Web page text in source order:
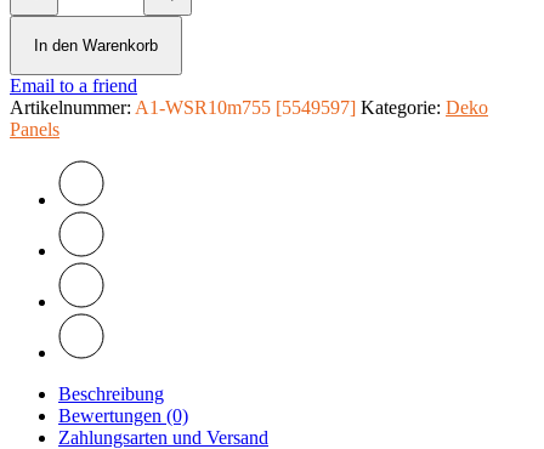
Fun
Bubbles
In den Warenkorb
Email to a friend
Artikelnummer: A1-WSR10m755 [5549597] Kategorie: Deko
Panels
Beschreibung
Bewertungen (0)
Zahlungsarten und Versand